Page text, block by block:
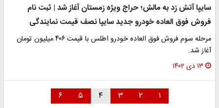
سایپا آتش زد به مالش؛ حراج ویژه زمستان آغاز شد | ثبت نام
فروش فوق العاده خودرو جدید سایپا نصف قیمت نمایندگی
مرحله سوم فروش فوق العاده خودرو اطلس با قیمت ۴۰۶ میلیون تومان
آغاز شد.
۱۳ دی ۱۴۰۲
۱ ۲ ۳ ۴ ۵ ۶